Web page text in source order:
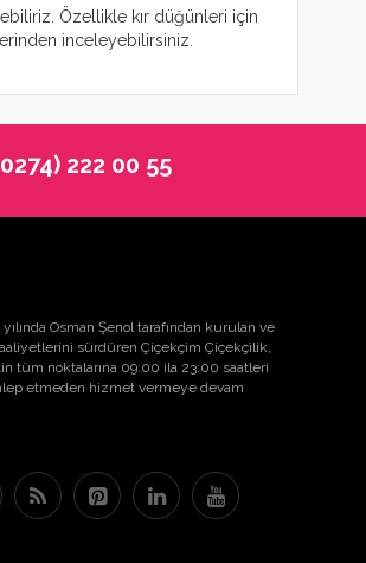
Özellikle kır düğünleri için
inceleyebilirsiniz.
222 00 55
Osman Şenol tarafından kurulan ve
sürdüren Çiçekçim Çiçekçilik,
tüm noktalarına 09:00 ila 23:00 saatleri
etmeden hizmet vermeye devam